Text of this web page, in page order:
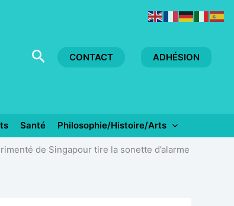
Rechercher
CONTACT ADHÉSION
Santé Philosophie/Histoire/Arts
de Singapour tire la sonette d’alarme